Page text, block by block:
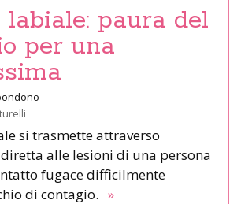
labiale: paura del
per una
si trasmette attraverso
alle lesioni di una persona
fugace difficilmente
di contagio. »